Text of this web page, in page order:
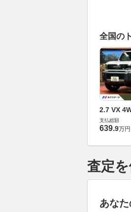
全国の
2.7 VX
支払総額
639.9万円
査定
あな